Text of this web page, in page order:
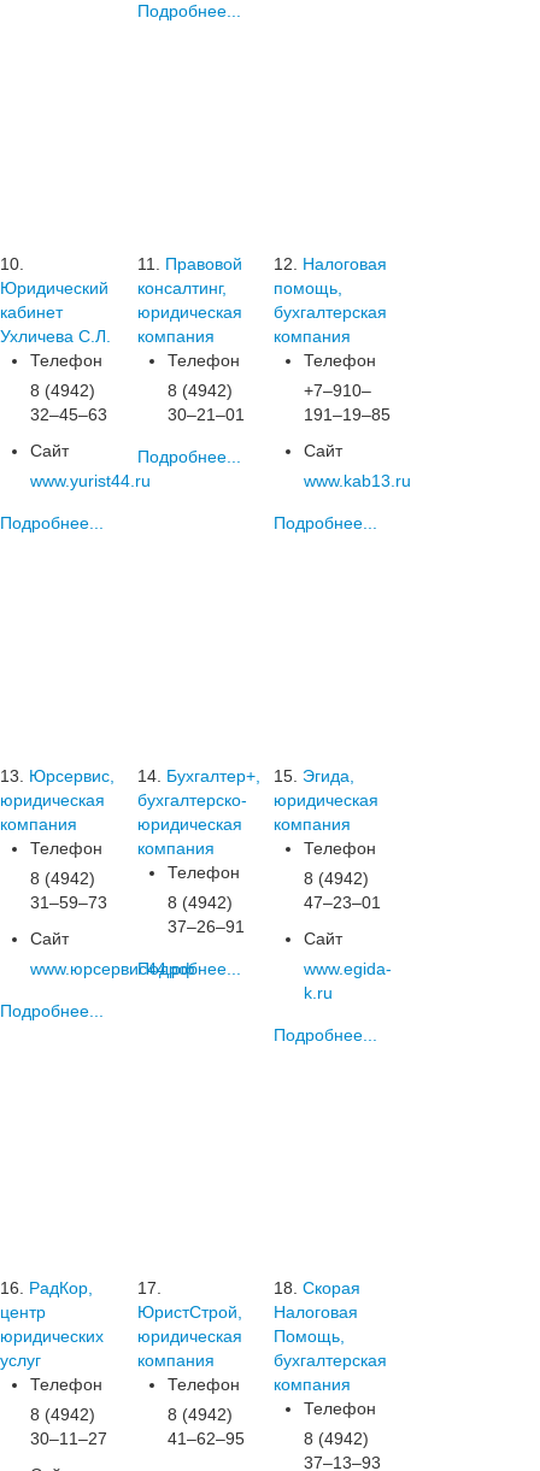
Подробнее...
10.
Юридический
кабинет
Ухличева С.Л.
Телефон
8 (4942)
32‒45‒63
Сайт
www.yurist44.ru
Подробнее...
11.
Правовой
консалтинг,
юридическая
компания
Телефон
8 (4942)
30‒21‒01
Подробнее...
12.
Налоговая
помощь,
бухгалтерская
компания
Телефон
+7‒910‒
191‒19‒85
Сайт
www.kab13.ru
Подробнее...
13.
Юрсервис,
юридическая
компания
Телефон
8 (4942)
31‒59‒73
Сайт
www.юрсервис44.рф
Подробнее...
14. Бухгалтер+,
бухгалтерско-
юридическая
компания
Телефон
8 (4942)
37‒26‒91
Подробнее...
15. Эгида,
юридическая
компания
Телефон
8 (4942)
47‒23‒01
Сайт
www.egida-
k.ru
Подробнее...
16.
РадКор,
центр
юридических
услуг
Телефон
8 (4942)
30‒11‒27
17.
ЮристСтрой,
юридическая
компания
Телефон
8 (4942)
41‒62‒95
18. Скорая
Налоговая
Помощь,
бухгалтерская
компания
Телефон
8 (4942)
37‒13‒93